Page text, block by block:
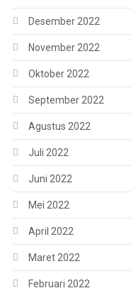
Desember 2022
November 2022
Oktober 2022
September 2022
Agustus 2022
Juli 2022
Juni 2022
Mei 2022
April 2022
Maret 2022
Februari 2022